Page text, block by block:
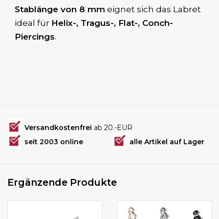
Stablänge von 8 mm eignet sich das Labret
ideal für Helix-, Tragus-, Flat-, Conch-
Piercings.
Versandkostenfrei ab 20.-EUR
seit 2003 online
alle Artikel auf Lager
Ergänzende Produkte